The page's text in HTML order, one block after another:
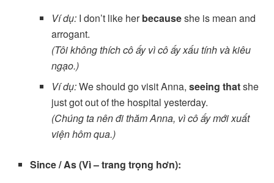
Ví dụ:I don’t like herbecauseshe is mean and
arrogant.
(Tôi không thích cô ấy vì cô ấy xấu tính và kiêu
ngạo.)
Ví dụ:We should go visit Anna, seeing thatshe
just got out of the hospital yesterday.
(Chúng ta nên đi thăm Anna, vì cô ấy mới xuất
viện hôm qua.)
Since / As (Vì – trang trọng hơn):